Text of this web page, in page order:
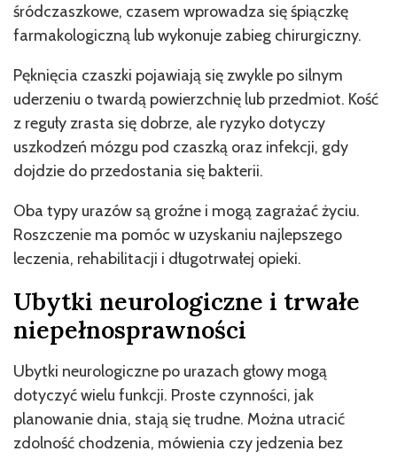
śródczaszkowe, czasem wprowadza się śpiączkę
farmakologiczną lub wykonuje zabieg chirurgiczny.
Pęknięcia czaszki pojawiają się zwykle po silnym
uderzeniu o twardą powierzchnię lub przedmiot. Kość
z reguły zrasta się dobrze, ale ryzyko dotyczy
uszkodzeń mózgu pod czaszką oraz infekcji, gdy
dojdzie do przedostania się bakterii.
Oba typy urazów są groźne i mogą zagrażać życiu.
Roszczenie ma pomóc w uzyskaniu najlepszego
leczenia, rehabilitacji i długotrwałej opieki.
Ubytki neurologiczne i trwałe
niepełnosprawności
Ubytki neurologiczne po urazach głowy mogą
dotyczyć wielu funkcji. Proste czynności, jak
planowanie dnia, stają się trudne. Można utracić
zdolność chodzenia, mówienia czy jedzenia bez